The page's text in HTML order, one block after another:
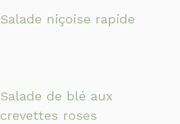
Salade niçoise rapide
Salade de blé aux
crevettes roses